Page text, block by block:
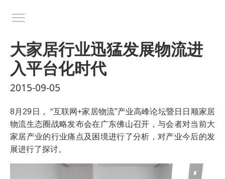
大家居行业迅猛发展物流进
入平台化时代
2015-09-05
8月29日， “互联网+家居物流”产业高峰论坛暨日日顺家居
物流生态圈战略发布会在广东佛山召开，与会者对当前大
家居产业的行业痛点及困境进行了分析，对产业今后的发
展进行了探讨。